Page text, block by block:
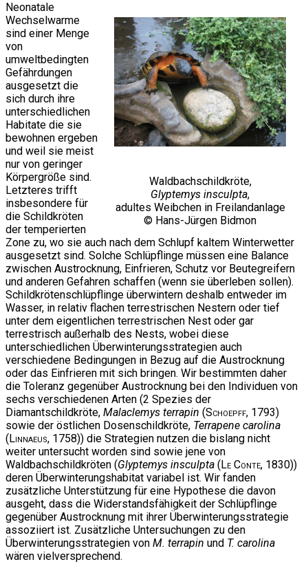
Waldbachschildkröte,
Glyptemys insculpta,
adultes Weibchen in Freilandanlage
© Hans-Jürgen Bidmon
Neonatale
Wechselwarme
sind einer Menge
von
umweltbedingten
Gefährdungen
ausgesetzt die
sich durch ihre
unterschiedlichen
Habitate die sie
bewohnen ergeben
und weil sie meist
nur von geringer
Körpergröße sind.
Letzteres trifft
insbesondere für
die Schildkröten
der temperierten
Zone zu, wo sie auch nach dem Schlupf kaltem Winterwetter
ausgesetzt sind. Solche Schlüpflinge müssen eine Balance
zwischen Austrocknung, Einfrieren, Schutz vor Beutegreifern
und anderen Gefahren schaffen (wenn sie überleben sollen).
Schildkrötenschlüpflinge überwintern deshalb entweder im
Wasser, in relativ flachen terrestrischen Nestern oder tief
unter dem eigentlichen terrestrischen Nest oder gar
terrestrisch außerhalb des Nests, wobei diese
unterschiedlichen Überwinterungsstrategien auch
verschiedene Bedingungen in Bezug auf die Austrocknung
oder das Einfrieren mit sich bringen. Wir bestimmten daher
die Toleranz gegenüber Austrocknung bei den Individuen von
sechs verschiedenen Arten (2 Spezies der
Diamantschildkröte, Malaclemys terrapin (Schoepff, 1793)
sowie der östlichen Dosenschildkröte, Terrapene carolina
( Linnaeus, 1758)) die Strategien nutzen die bislang nicht
weiter untersucht worden sind sowie jene von
Waldbachschildkröten (Glyptemys insculpta ( Le Conte, 1830))
deren Überwinterungshabitat variabel ist. Wir fanden
zusätzliche Unterstützung für eine Hypothese die davon
ausgeht, dass die Widerstandsfähigkeit der Schlüpflinge
gegenüber Austrocknung mit ihrer Überwinterungsstrategie
assoziiert ist. Zusätzliche Untersuchungen zu den
Überwinterungsstrategien von M. terrapin und T. carolina
wären vielversprechend.